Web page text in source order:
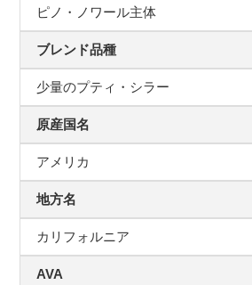
ピノ・ノワール主体
ブレンド品種
少量のプティ・シラー
原産国名
アメリカ
地方名
カリフォルニア
AVA